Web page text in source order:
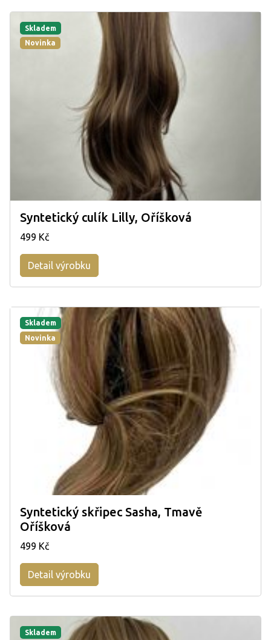
Skladem
Novinka
Syntetický culík Lilly, Oříšková
499 Kč
Detail výrobku
Skladem
Novinka
Syntetický skřipec Sasha, Tmavě
Oříšková
499 Kč
Detail výrobku
Skladem